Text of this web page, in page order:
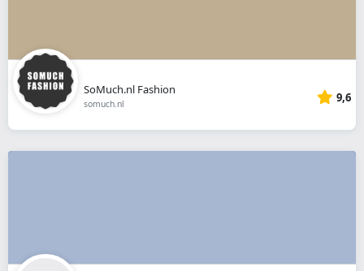
SoMuch.nl Fashion
somuch.nl 9,6